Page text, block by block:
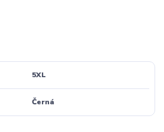
5XL
Černá